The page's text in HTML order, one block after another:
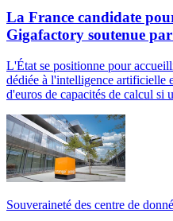
La France candidate
Gigafactory soutenue
L'État se positionne pour
dédiée à l'intelligence artificielle
d'euros de capacités de calcul si
Souveraineté des centre de